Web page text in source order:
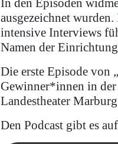
In den Episoden
ausgezeichnet
intensive Interviews
Namen der
Die erste Episode von
Gewinner*innen in der
Landestheater
Den Podcast gibt es auf